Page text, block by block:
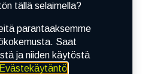
tällä selaimella?
parantaaksemme
Saat
ja niiden käytöstä
Evästekäytäntö.